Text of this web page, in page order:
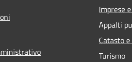
Imprese
Appalti
Catasto
Turismo